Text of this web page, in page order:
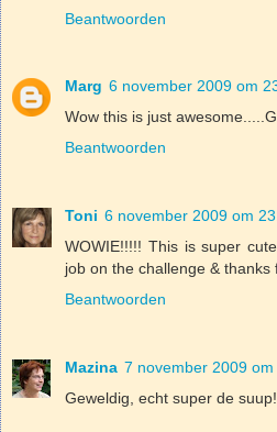
Beantwoorden
Marg 6 november 2009 om
Wow this is just
Beantwoorden
Toni 6 november 2009 om
WOWIE!!!!! This is super
job on the challenge & thanks
Beantwoorden
Mazina 7 november 2009 om
Geweldig, echt super de suup!